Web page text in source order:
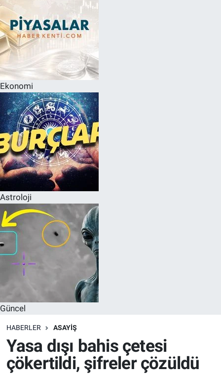
Ekonomi
Astroloji
Güncel
HABERLER ASAYIŞ
Yasa dışı bahis çetesi
çökertildi, şifreler çözüldü